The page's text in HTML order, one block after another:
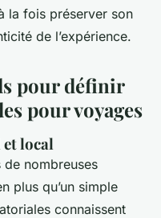
la fois préserver son
de l’expérience.
pour définir
pour voyages
local
nombreuses
plus qu’un simple
connaissent